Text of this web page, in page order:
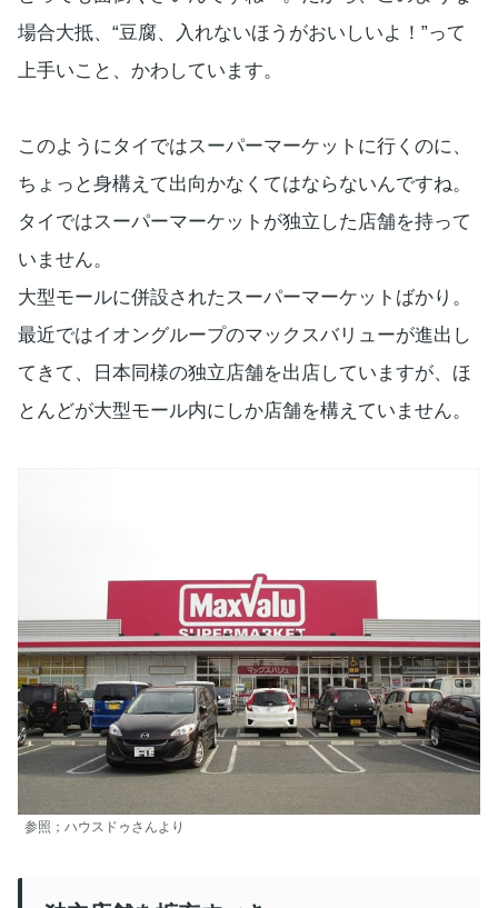
場合大抵、“豆腐、入れないほうがおいしいよ！”って
上手いこと、かわしています。
このようにタイではスーパーマーケットに行くのに、
ちょっと身構えて出向かなくてはならないんですね。
タイではスーパーマーケットが独立した店舗を持って
いません。
大型モールに併設されたスーパーマーケットばかり。
最近ではイオングループのマックスバリューが進出し
てきて、日本同様の独立店舗を出店していますが、ほ
とんどが大型モール内にしか店舗を構えていません。
参照；ハウスドゥさんより